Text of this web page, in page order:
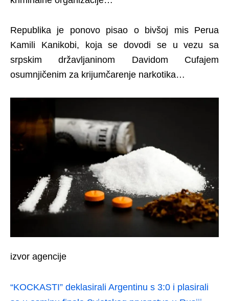
Republika je ponovo pisao o bivšoj mis Perua
Kamili Kanikobi, koja se dovodi se u vezu sa
srpskim državljaninom Davidom Cufajem
osumnjičenim za krijumčarenje narkotika…
izvor agencije
“KOCKASTI” deklasirali Argentinu s 3:0 i plasirali